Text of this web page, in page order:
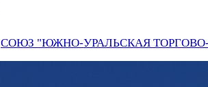
СОЮЗ "ЮЖНО-УРАЛЬСКАЯ